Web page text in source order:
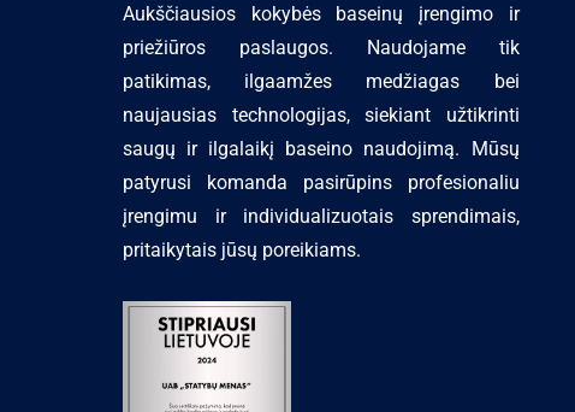
Aukščiausios kokybės baseinų įrengimo ir
priežiūros paslaugos. Naudojame tik
patikimas, ilgaamžes medžiagas bei
naujausias technologijas, siekiant užtikrinti
saugų ir ilgalaikį baseino naudojimą. Mūsų
patyrusi komanda pasirūpins profesionaliu
įrengimu ir individualizuotais sprendimais,
pritaikytais jūsų poreikiams.